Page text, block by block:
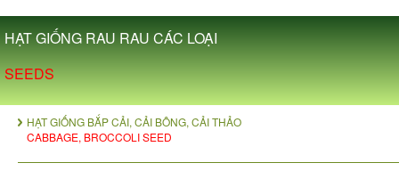
HẠT GIỐNG RAU RAU CÁC LOẠI
SEEDS
HẠT GIỐNG BẮP CẢI, CẢI BÔNG, CẢI THẢO
CABBAGE, BROCCOLI SEED